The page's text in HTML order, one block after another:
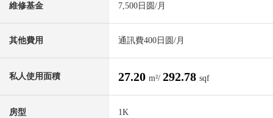
維修基金 7,500日圆/月
其他費用 通訊費400日圆/月
私人使用面積 27.20 m²/ 292.78 sqf
房型 1K